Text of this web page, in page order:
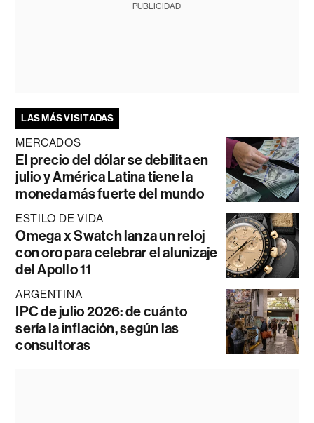
PUBLICIDAD
LAS MÁS VISITADAS
MERCADOS
El precio del dólar se debilita en
julio y América Latina tiene la
moneda más fuerte del mundo
ESTILO DE VIDA
Omega x Swatch lanza un reloj
con oro para celebrar el alunizaje
del Apollo 11
ARGENTINA
IPC de julio 2026: de cuánto
sería la inflación, según las
consultoras